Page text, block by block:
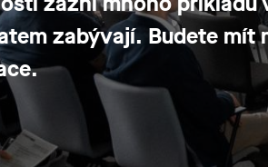
zabývají. Budete mít